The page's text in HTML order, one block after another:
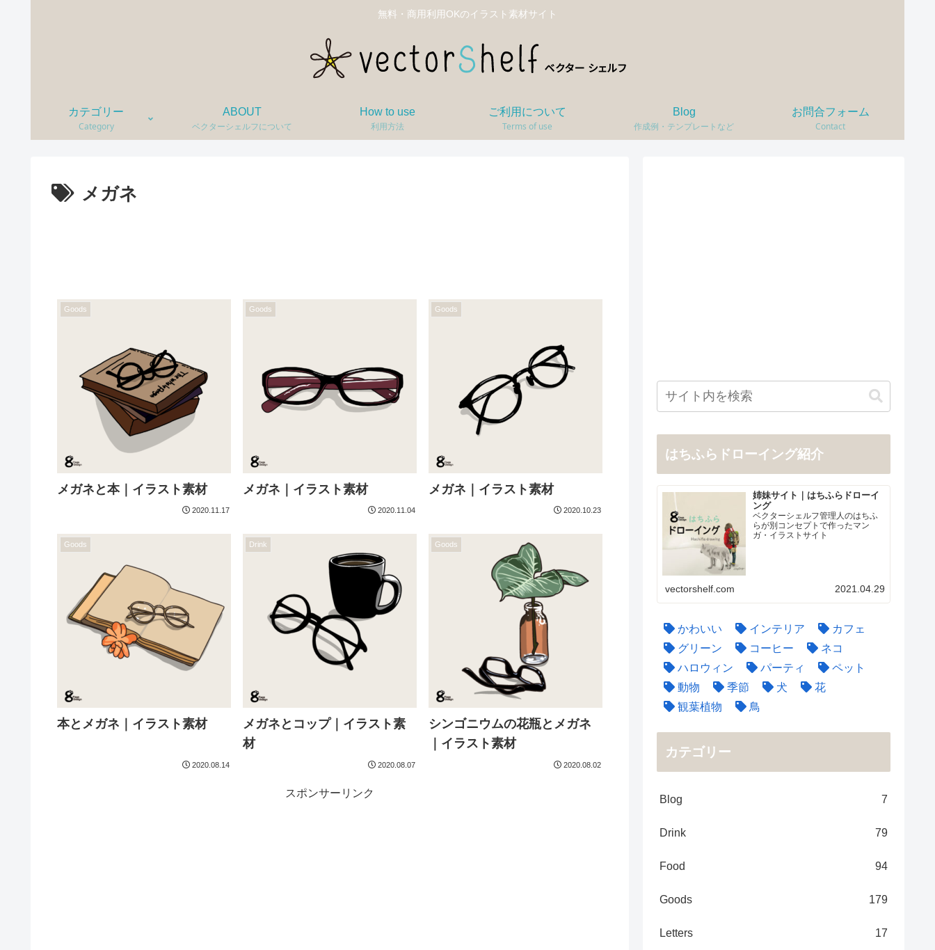
無料・商用利用OKのイラスト素材サイト
カテゴリー
Category
ABOUT
ベクターシェルフについて
How to use
利用方法
ご利用について
Terms of use
Blog
作成例・テンプレートなど
お問合フォーム
Contact
メガネ
Goods
メガネと本｜イラスト素材
2020.11.17
Goods
メガネ｜イラスト素材
2020.11.04
Goods
メガネ｜イラスト素材
2020.10.23
Goods
本とメガネ｜イラスト素材
2020.08.14
Drink
メガネとコップ｜イラスト素
材
2020.08.07
Goods
シンゴニウムの花瓶とメガネ
｜イラスト素材
2020.08.02
スポンサーリンク
はちふらドローイング紹介
姉妹サイト｜はちふらドローイ
ング
ベクターシェルフ管理人のはちふ
らが別コンセプトで作ったマン
ガ・イラストサイト
vectorshelf.com 2021.04.29
かわいい インテリア
カフェ
グリーン
コーヒー
ネコ
ハロウィン
パーティ
ペット
動物
季節 犬
花
観葉植物
鳥
カテゴリー
Blog 7
Drink 79
Food 94
Goods 179
Letters 17